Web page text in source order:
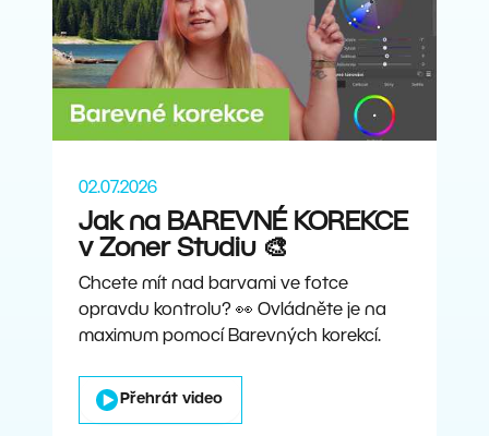
02.07.2026
Jak na BAREVNÉ KOREKCE
v Zoner Studiu 🎨
Chcete mít nad barvami ve fotce
opravdu kontrolu? 👀 Ovládněte je na
maximum pomocí Barevných korekcí.
Přehrát video